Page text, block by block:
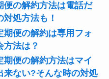
便の解約方法は電話だ
処方法も！
期便の解約は専用フォ
方法は？
期便の解約方法はマイ
来ない?そんな時の対処